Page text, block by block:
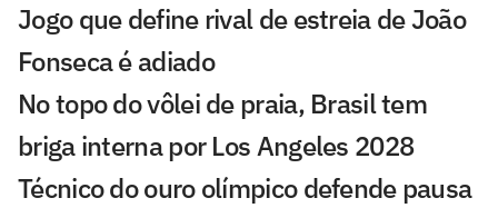
Jogo que define rival de estreia de João
Fonseca é adiado
No topo do vôlei de praia, Brasil tem
briga interna por Los Angeles 2028
Técnico do ouro olímpico defende pausa